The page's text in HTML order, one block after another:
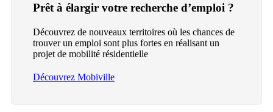
Prêt à élargir votre recherche d’emploi ?
Découvrez de nouveaux territoires où les chances de
trouver un emploi sont plus fortes en réalisant un
projet de mobilité résidentielle
Découvrez Mobiville